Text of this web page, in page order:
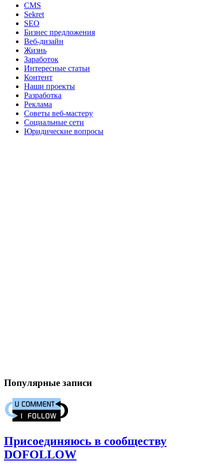
CMS
Sekret
SEO
Бизнес предложения
Веб-дизайн
Жизнь
Заработок
Интересные статьи
Контент
Наши проекты
Разработка
Реклама
Советы веб-мастеру
Социальные сети
Юридические вопросы
Популярные записи
Присоединяюсь в сообществу
DOFOLLOW